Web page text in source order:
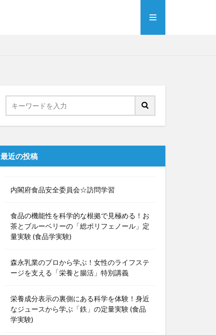
最近の投稿
内閣府食品安全委員会☆訪問学習
食品の機能性を科学的な根拠で見極める！お
茶とブルーベリーの「総ポリフェノール」定
量実験 (食品学実験)
森永乳業のプロから学ぶ！女性のライフステ
ージを支える「栄養と腸活」特別講義
栄養成分表示の裏側にある科学を体験！身近
なジュースから学ぶ「鉄」の定量実験 (食品
学実験)